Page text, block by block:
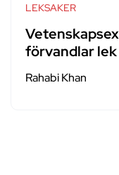
LEKSAKER
förvandlar
Rahabi Khan